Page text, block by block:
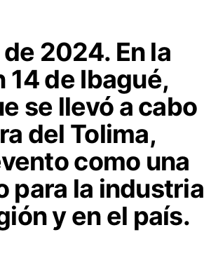
2024. En la
de Ibagué,
se llevó a cabo
del Tolima,
como una
para la industria
y en el país.